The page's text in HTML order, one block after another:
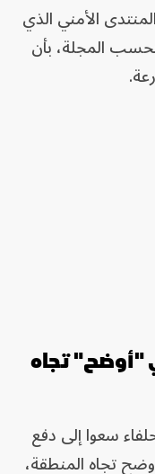
46 دولة في المنتدى الأمني الذي
بحسب المجلة، بأن
"أوضح" تجاه
سعوا إلى دفع
تجاه المنطقة،